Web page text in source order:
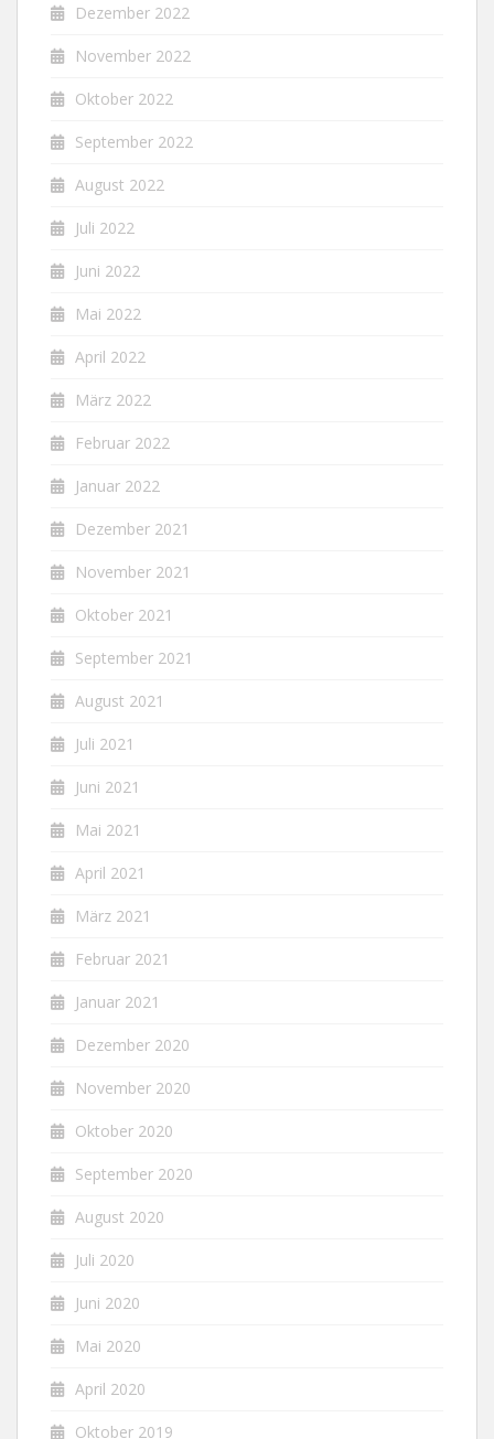
Dezember 2022
November 2022
Oktober 2022
September 2022
August 2022
Juli 2022
Juni 2022
Mai 2022
April 2022
März 2022
Februar 2022
Januar 2022
Dezember 2021
November 2021
Oktober 2021
September 2021
August 2021
Juli 2021
Juni 2021
Mai 2021
April 2021
März 2021
Februar 2021
Januar 2021
Dezember 2020
November 2020
Oktober 2020
September 2020
August 2020
Juli 2020
Juni 2020
Mai 2020
April 2020
Oktober 2019